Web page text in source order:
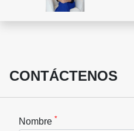
CONTÁCTENOS
Nombre *